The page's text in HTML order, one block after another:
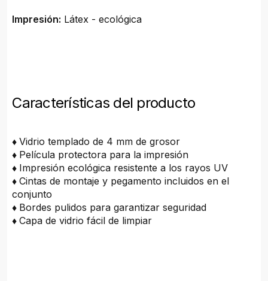
Impresión: Látex - ecológica
Características del producto
♦Vidrio templado de 4 mm de grosor
♦ Película protectora para la impresión
♦ Impresión ecológica resistente a los rayos UV
♦Cintas de montaje y pegamento incluidos en el
conjunto
♦ Bordes pulidos para garantizar seguridad
♦Capa de vidrio fácil de limpiar